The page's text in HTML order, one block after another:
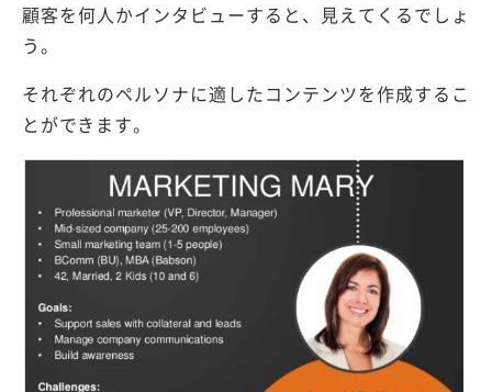
顧客を何人かインタビューすると、見えてくるでしょ
う。
それぞれのペルソナに適したコンテンツを作成するこ
とができます。